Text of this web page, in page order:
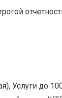
Услуги до